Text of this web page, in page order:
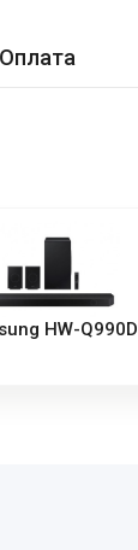
Оплата
HW-Q990D